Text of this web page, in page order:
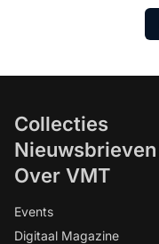
Collecties
Nieuwsbrieven
Over VMT
Events
Digitaal Magazine